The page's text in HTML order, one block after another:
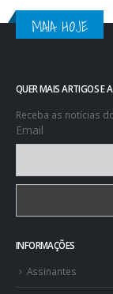
MAIA HOJE
QUER MAIS ARTIGOS E
Receba as notícias
Email
INFORMAÇÕES
Assinantes